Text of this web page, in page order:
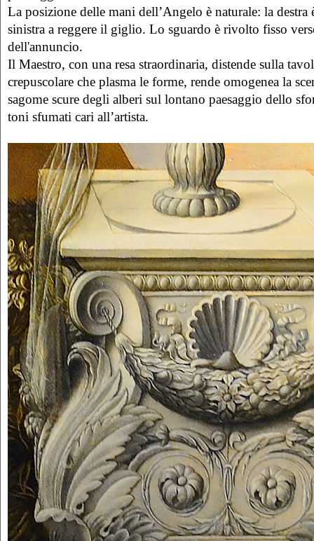
La posizione delle mani dell’Angelo è naturale: la destra
sinistra a reggere il giglio. Lo sguardo è rivolto fisso
dell'annuncio.
Il Maestro, con una resa straordinaria, distende sulla
crepuscolare che plasma le forme, rende omogenea la
sagome scure degli alberi sul lontano paesaggio dello
toni sfumati cari all’artista.